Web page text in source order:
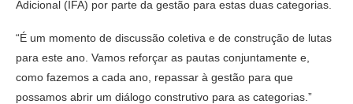
Adicional (IFA) por parte da gestão para estas duas categorias.
“É um momento de discussão coletiva e de construção de lutas
para este ano. Vamos reforçar as pautas conjuntamente e,
como fazemos a cada ano, repassar à gestão para que
possamos abrir um diálogo construtivo para as categorias.”